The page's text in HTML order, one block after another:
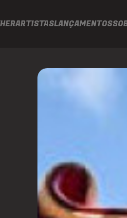
ARTISTASLANÇAMENTOS